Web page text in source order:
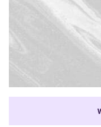
7 K-dramas